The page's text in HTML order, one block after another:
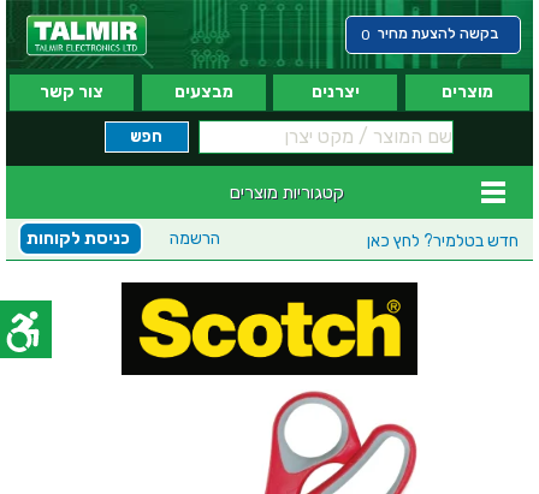
בקשה להצעת מחיר 0
מוצרים יצרנים מבצעים צור קשר
קטגוריות מוצרים
חדש בטלמיר? לחץ כאן כניסת לקוחות הרשמה